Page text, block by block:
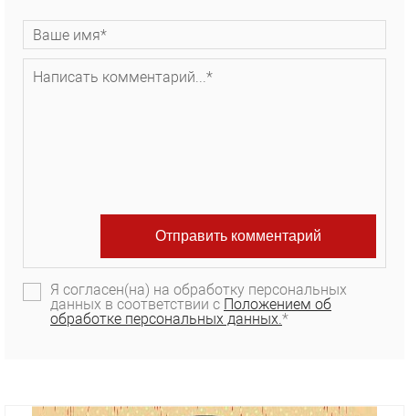
Я согласен(на) на обработку персональных
данных в соответствии с Положением об
обработке персональных данных.*